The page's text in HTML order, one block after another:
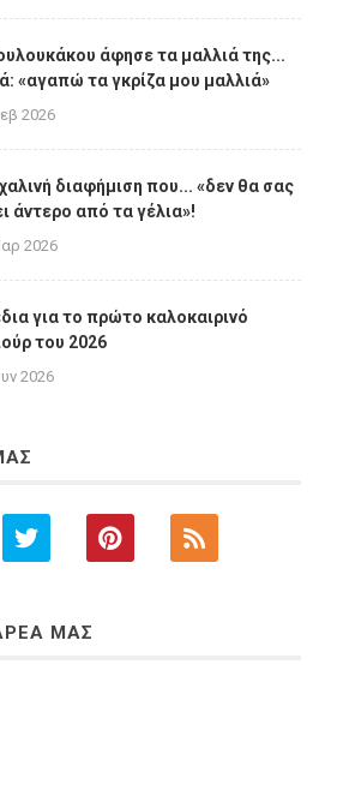
άφησε τα μαλλιά της...
«αγαπώ τα γκρίζα μου μαλλιά»
2026
διαφήμιση που... «δεν θα σας
άντερο από τα γέλια»!
2026
για το πρώτο καλοκαιρινό
του 2026
2026
ΜΑΣ